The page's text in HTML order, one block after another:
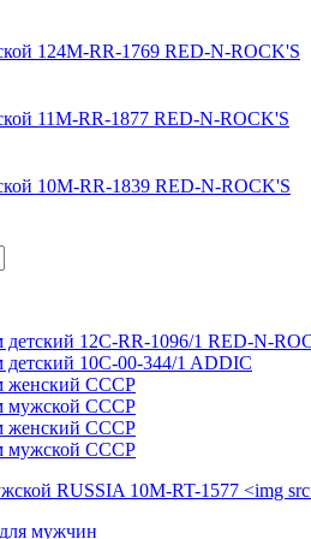
124M-RR-1769 RED-N-ROCK'S
11M-RR-1877 RED-N-ROCK'S
10M-RR-1839 RED-N-ROCK'S
12C-RR-1096/1 RED-N-
10C-00-344/1 ADDIC
женский СССР
мужской СССР
женский СССР
мужской СССР
мужчин